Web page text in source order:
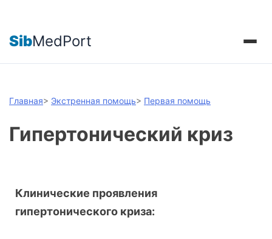
SibMedPort
Главная> Экстренная помощь> Первая помощь
Гипертонический криз
Клинические проявления
гипертонического криза: